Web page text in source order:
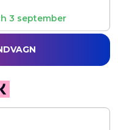
3 september